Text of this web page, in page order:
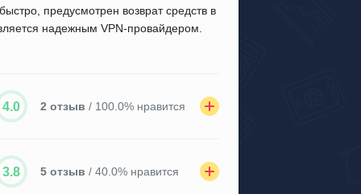
предусмотрен возврат средств в
надежным VPN-провайдером.
4.0 2 отзыв / 100.0% нравится
3.8 5 отзыв / 40.0% нравится